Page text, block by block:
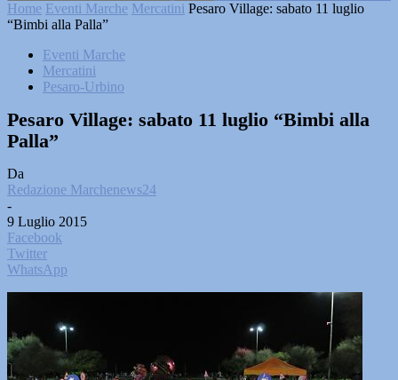
Home Eventi Marche Mercatini Pesaro Village: sabato 11 luglio
“Bimbi alla Palla”
Eventi Marche
Mercatini
Pesaro-Urbino
Pesaro Village: sabato 11 luglio “Bimbi alla
Palla”
Da
Redazione Marchenews24
-
9 Luglio 2015
Facebook
Twitter
WhatsApp